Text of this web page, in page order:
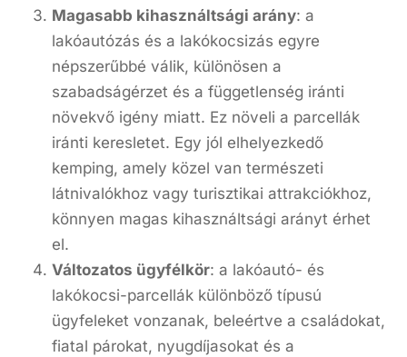
Magasabb kihasználtsági arány: a
lakóautózás és a lakókocsizás egyre
népszerűbbé válik, különösen a
szabadságérzet és a függetlenség iránti
növekvő igény miatt. Ez növeli a parcellák
iránti keresletet. Egy jól elhelyezkedő
kemping, amely közel van természeti
látnivalókhoz vagy turisztikai attrakciókhoz,
könnyen magas kihasználtsági arányt érhet
el.
Változatos ügyfélkör: a lakóautó- és
lakókocsi-parcellák különböző típusú
ügyfeleket vonzanak, beleértve a családokat,
fiatal párokat, nyugdíjasokat és a